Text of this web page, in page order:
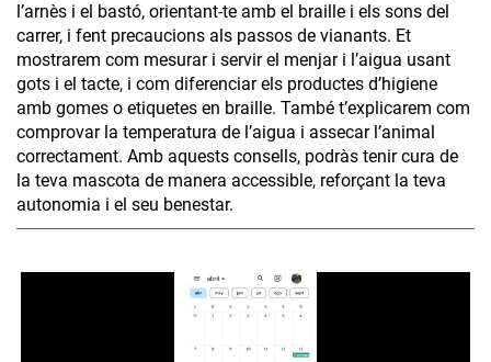
l’arnès i el bastó, orientant-te amb el braille i els sons del
carrer, i fent precaucions als passos de vianants. Et
mostrarem com mesurar i servir el menjar i l’aigua usant
gots i el tacte, i com diferenciar els productes d’higiene
amb gomes o etiquetes en braille. També t’explicarem com
comprovar la temperatura de l’aigua i assecar l’animal
correctament. Amb aquests consells, podràs tenir cura de
la teva mascota de manera accessible, reforçant la teva
autonomia i el seu benestar.